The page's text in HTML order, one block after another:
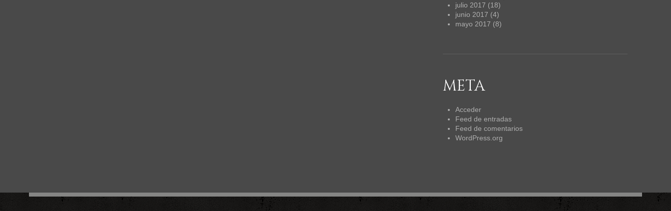
julio 2017 (18)
junio 2017 (4)
mayo 2017 (8)
META
Acceder
Feed de entradas
Feed de comentarios
WordPress.org